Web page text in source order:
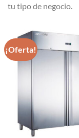
tu tipo de negocio.
¡Oferta!